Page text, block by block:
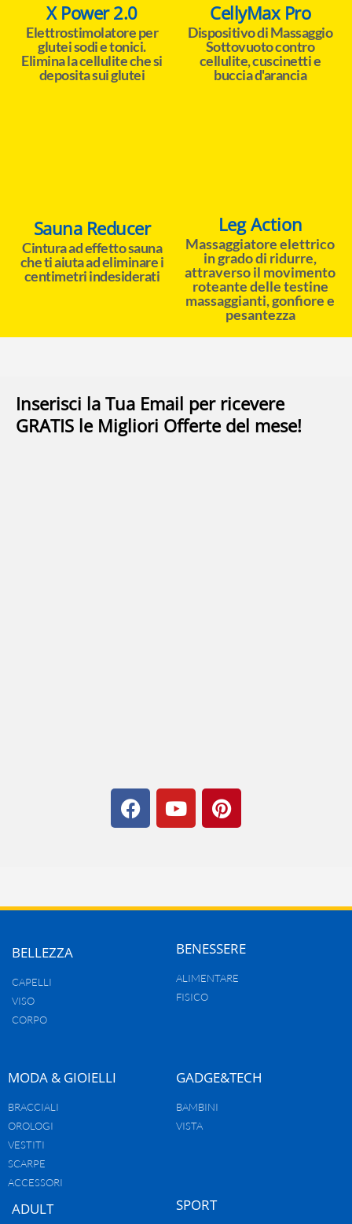
X Power 2.0
Elettrostimolatore per
glutei sodi e tonici.
Elimina la cellulite che si
deposita sui glutei
CellyMax Pro
Dispositivo di Massaggio
Sottovuoto contro
cellulite, cuscinetti e
buccia d'arancia
Sauna Reducer
Cintura ad effetto sauna
che ti aiuta ad eliminare i
centimetri indesiderati
Leg Action
Massaggiatore elettrico
in grado di ridurre,
attraverso il movimento
roteante delle testine
massaggianti, gonfiore e
pesantezza
Inserisci la Tua Email per ricevere
GRATIS le Migliori Offerte del mese!
BELLEZZA
CAPELLI
VISO
CORPO
BENESSERE
ALIMENTARE
FISICO
MODA & GIOIELLI
BRACCIALI
OROLOGI
VESTITI
SCARPE
ACCESSORI
GADGE&TECH
BAMBINI
VISTA
ADULT SPORT